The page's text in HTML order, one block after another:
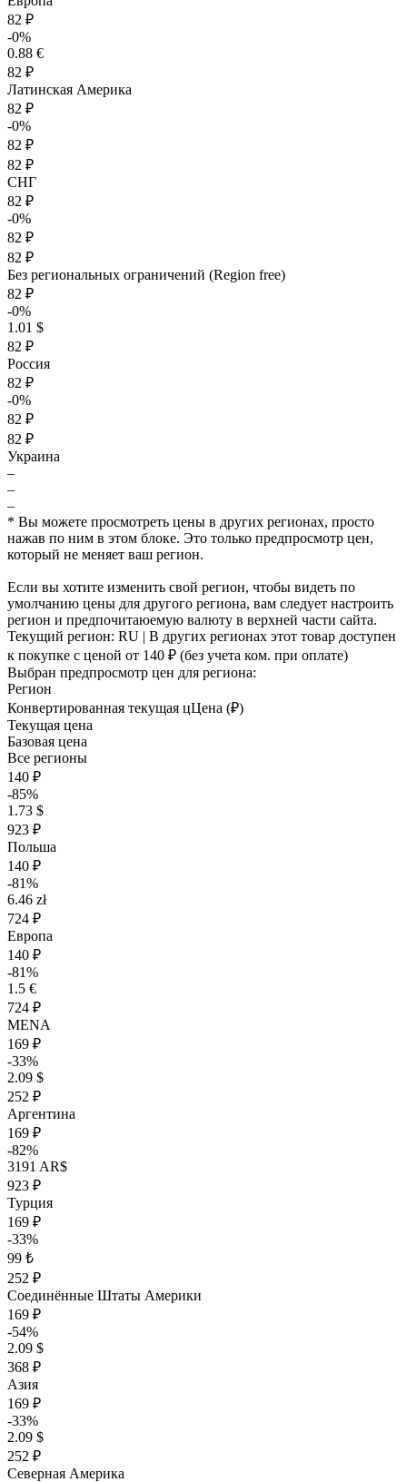
82 ₽
-0%
0.88 €
82 ₽
Латинская Америка
82 ₽
-0%
82 ₽
82 ₽
СНГ
82 ₽
-0%
82 ₽
82 ₽
Без региональных ограничений (Region free)
82 ₽
-0%
1.01 $
82 ₽
Россия
82 ₽
-0%
82 ₽
82 ₽
Украина
–
–
–
* Вы можете просмотреть цены в других регионах, просто
нажав по ним в этом блоке. Это только предпросмотр цен,
который не меняет ваш регион.
Если вы хотите изменить свой регион, чтобы видеть по
умолчанию цены для другого региона, вам следует настроить
регион и предпочитаюемую валюту в верхней части сайта.
Текущий регион: RU | В других регионах этот товар доступен
к покупке с ценой от 140 ₽ (без учета ком. при оплате)
Выбран предпросмотр цен для региона:
Регион
Конвертированная текущая цЦена (₽)
Текущая цена
Базовая цена
Все регионы
140 ₽
-85%
1.73 $
923 ₽
Польша
140 ₽
-81%
6.46 zł
724 ₽
Европа
140 ₽
-81%
1.5 €
724 ₽
MENA
169 ₽
-33%
2.09 $
252 ₽
Аргентина
169 ₽
-82%
3191 AR$
923 ₽
Турция
169 ₽
-33%
99 ₺
252 ₽
Соединённые Штаты Америки
169 ₽
-54%
2.09 $
368 ₽
Азия
169 ₽
-33%
2.09 $
252 ₽
Северная Америка